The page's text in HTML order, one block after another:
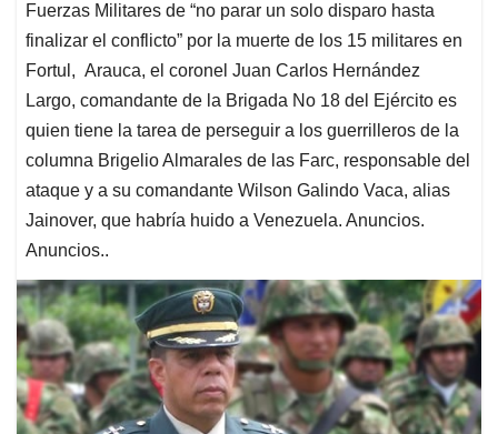
Fuerzas Militares de “no parar un solo disparo hasta
finalizar el conflicto” por la muerte de los 15 militares en
Fortul, Arauca, el coronel Juan Carlos Hernández
Largo, comandante de la Brigada No 18 del Ejército es
quien tiene la tarea de perseguir a los guerrilleros de la
columna Brigelio Almarales de las Farc, responsable del
ataque y a su comandante Wilson Galindo Vaca, alias
Jainover, que habría huido a Venezuela. Anuncios.
Anuncios..